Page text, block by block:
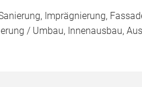
Imprägnierung,
/ Umbau, Innenausbau,